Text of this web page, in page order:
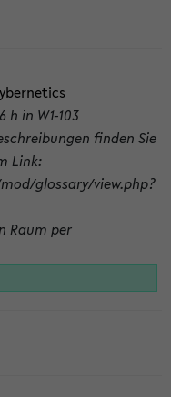
in W1-103
finden Sie
Link:
glossary/view.php?
Raum per